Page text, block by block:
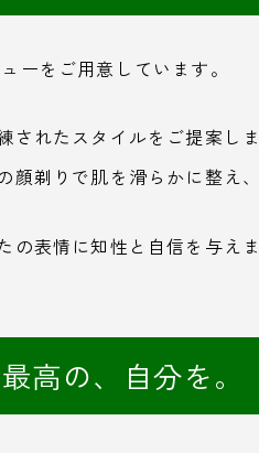
ーをご用意しています。
れたスタイルをご提案しま
顔剃りで肌を滑らかに整え
表情に知性と自信を与えま
高の、自分を。